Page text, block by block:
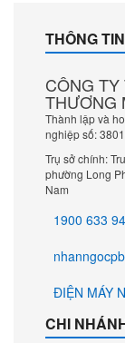
lượng gần
Tivi sở hữu công
mạnh mẽ giúp tái
chất lượng dưới
THÔNG
CÔNG
THƯƠNG
Thành lập và
nghiệp số:
Trụ sở chính:
phường Long
Nam
1900 633
ĐIỆN MÁY
CHI